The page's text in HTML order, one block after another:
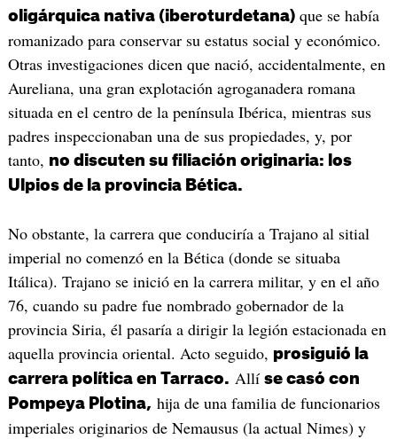
oligárquica nativa (iberoturdetana)que se había
romanizado para conservar su estatus social y económico.
Otras investigaciones dicen que nació, accidentalmente, en
Aureliana, una gran explotación agroganadera romana
situada en el centro de la península Ibérica, mientras sus
padres inspeccionaban una de sus propiedades, y, por
tanto, no discuten su filiación originaria: los
Ulpios de la provincia Bética.
No obstante, la carrera que conduciría a Trajano al sitial
imperial no comenzó en la Bética (donde se situaba
Itálica). Trajano se inició en la carrera militar, y en el año
76, cuando su padre fue nombrado gobernador de la
provincia Siria, él pasaría a dirigir la legión estacionada en
aquella provincia oriental. Acto seguido, prosiguió la
carrera política en Tarraco. Allí se casó con
Pompeya Plotina, hija de una familia de funcionarios
imperiales originarios de Nemausus (la actual Nimes) y